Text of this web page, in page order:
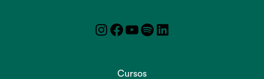
Instagram
Facebook
YouTube
Spotify
Cursos